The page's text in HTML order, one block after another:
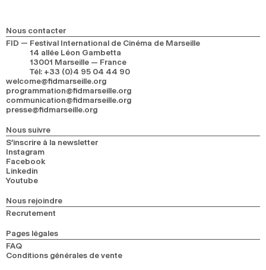
Nous contacter
FID — Festival International de Cinéma de Marseille
14 allée Léon Gambetta
13001 Marseille — France
Tél: +33 (0)4 95 04 44 90
welcome@fidmarseille.org
programmation@fidmarseille.org
communication@fidmarseille.org
presse@fidmarseille.org
Nous suivre
S’inscrire à la newsletter
Instagram
Facebook
Linkedin
Youtube
Nous rejoindre
Recrutement
Pages légales
FAQ
Conditions générales de vente